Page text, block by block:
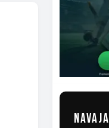
NAVAJA